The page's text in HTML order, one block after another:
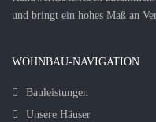
und bringt ein hohes Maß an
WOHNBAU-NAVIGATION
Bauleistungen
Unsere Häuser